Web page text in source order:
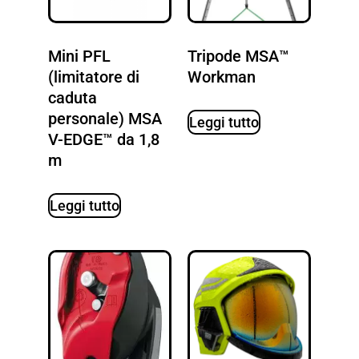
Mini PFL
(limitatore di
caduta
personale) MSA
V-EDGE™ da 1,8
m
Leggi tutto
Tripode MSA™
Workman
Leggi tutto